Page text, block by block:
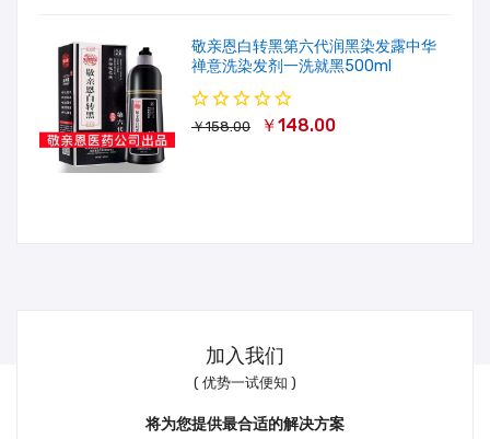
敬亲恩白转黑第六代润黑染发露中华
禅意洗染发剂一洗就黑500ml
￥158.00 ￥148.00
加入我们
( 优势一试便知 )
将为您提供最合适的解决方案